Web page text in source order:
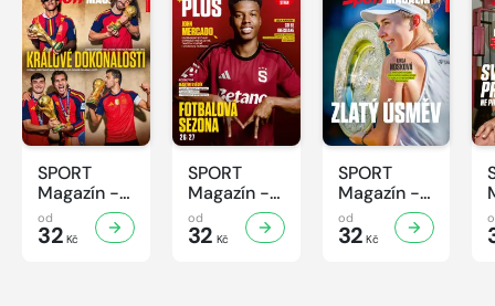
SPORT
Magazín -
31/2026
od
32 Kč
SPORT
Magazín -
30/2026
od
32 Kč
SPORT
Magazín -
29/2026
od
32 Kč